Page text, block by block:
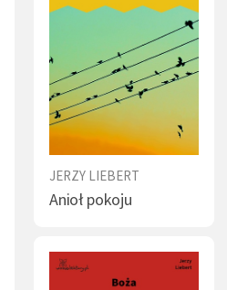
JERZY LIEBERT
Anioł pokoju